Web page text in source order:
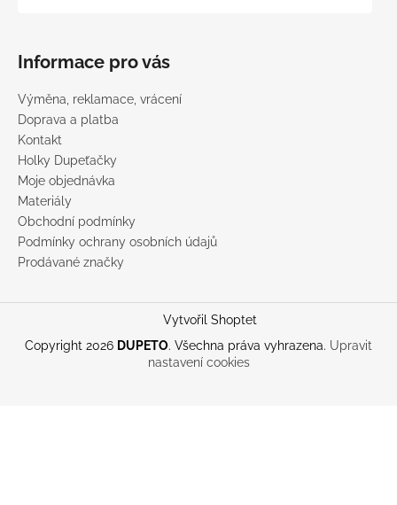
Informace pro vás
Výměna, reklamace, vrácení
Doprava a platba
Kontakt
Holky Dupeťačky
Moje objednávka
Materiály
Obchodní podmínky
Podmínky ochrany osobních údajů
Prodávané značky
Vytvořil Shoptet
Copyright 2026 DUPETO. Všechna práva vyhrazena. Upravit
nastavení cookies